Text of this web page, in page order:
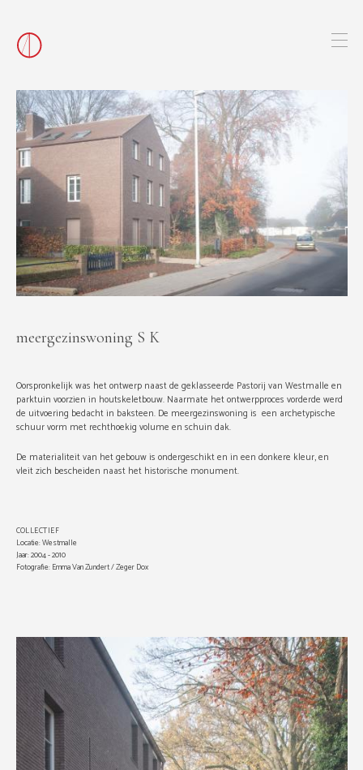
meergezinswoning S K
Oorspronkelijk was het ontwerp naast de geklasseerde Pastorij van Westmalle en
parktuin voorzien in houtskeletbouw. Naarmate het ontwerpproces vorderde werd
de uitvoering bedacht in baksteen. De meergezinswoning is een archetypische
schuur vorm met rechthoekig volume en schuin dak.
De materialiteit van het gebouw is ondergeschikt en in een donkere kleur, en
vleit zich bescheiden naast het historische monument.
COLLECTIEF
Locatie: Westmalle
Jaar: 2004 - 2010
Fotografie: Emma Van Zundert / Zeger Dox